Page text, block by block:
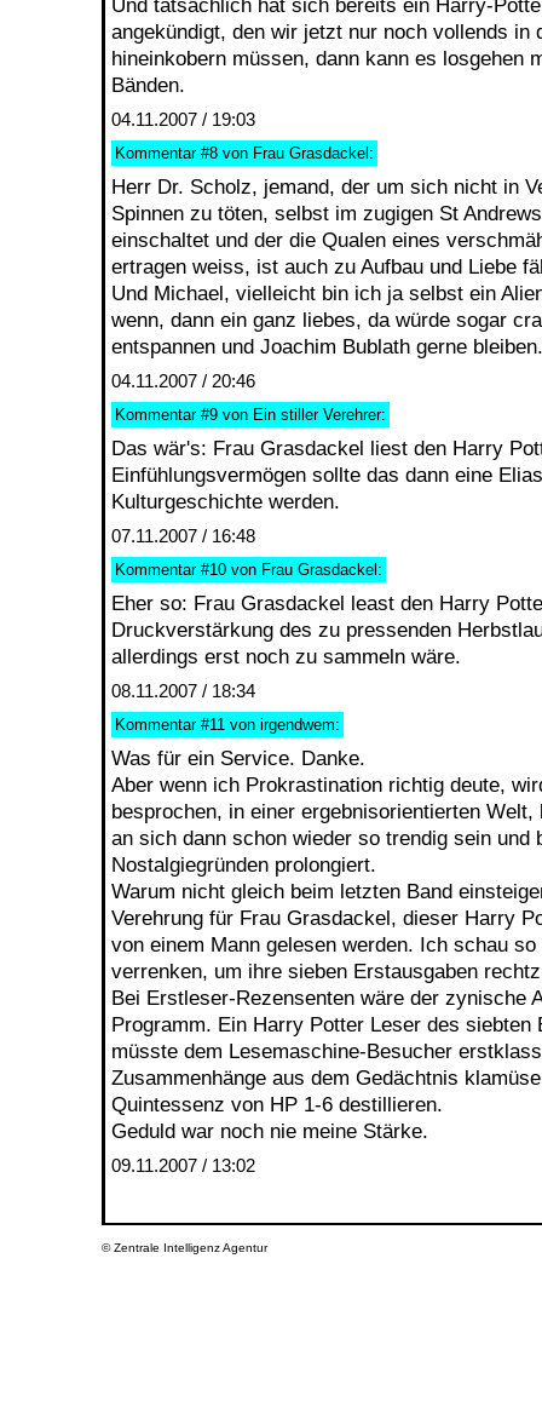
Und tatsächlich hat sich bereits ein Harry-
angekündigt, den wir jetzt nur noch vollends in
hineinkobern müssen, dann kann es losgehen
Bänden.
04.11.2007 / 19:03
Kommentar #8von Frau Grasdackel:
Herr Dr. Scholz, jemand, der um sich nicht in
Spinnen zu töten, selbst im zugigen St
einschaltet und der die Qualen eines
ertragen weiss, ist auch zu Aufbau und Liebe
Und Michael, vielleicht bin ich ja selbst ein
wenn, dann ein ganz liebes, da würde sogar
entspannen und Joachim Bublath gerne bleiben.
04.11.2007 / 20:46
Kommentar #9von Ein stiller Verehrer:
Das wär's: Frau Grasdackel liest den Harry
Einfühlungsvermögen sollte das dann eine
Kulturgeschichte werden.
07.11.2007 / 16:48
Kommentar #10von Frau Grasdackel:
Eher so: Frau Grasdackel least den Harry
Druckverstärkung des zu pressenden
allerdings erst noch zu sammeln wäre.
08.11.2007 / 18:34
Kommentar #11 von irgendwem:
Was für ein Service. Danke.
Aber wenn ich Prokrastination richtig deute,
besprochen, in einer ergebnisorientierten
an sich dann schon wieder so trendig sein und
Nostalgiegründen prolongiert.
Warum nicht gleich beim letzten Band
Verehrung für Frau Grasdackel, dieser Harry
von einem Mann gelesen werden. Ich schau
verrenken, um ihre sieben Erstausgaben
Bei Erstleser-Rezensenten wäre der zynische
Programm. Ein Harry Potter Leser des siebten
müsste dem Lesemaschine-Besucher
Zusammenhänge aus dem Gedächtnis
Quintessenz von HP 1-6 destillieren.
Geduld war noch nie meine Stärke.
09.11.2007 / 13:02
©Zentrale Intelligenz Agentur